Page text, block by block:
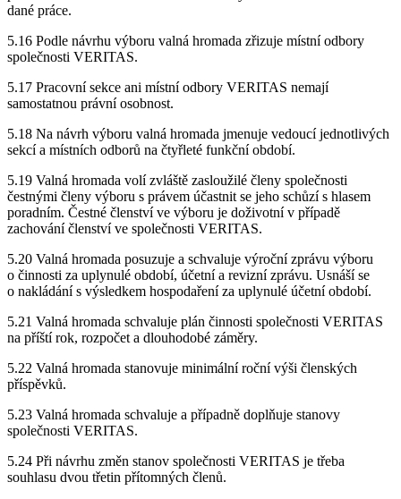
dané práce.
5.16 Podle návrhu výboru valná hromada zřizuje místní odbory
společnosti VERITAS.
5.17 Pracovní sekce ani místní odbory VERITAS nemají
samostatnou právní osobnost.
5.18 Na návrh výboru valná hromada jmenuje vedoucí jednotlivých
sekcí a místních odborů na čtyřleté funkční období.
5.19 Valná hromada volí zvláště zasloužilé členy společnosti
čestnými členy výboru s právem účastnit se jeho schůzí s hlasem
poradním. Čestné členství ve výboru je doživotní v případě
zachování členství ve společnosti VERITAS.
5.20 Valná hromada posuzuje a schvaluje výroční zprávu výboru
o činnosti za uplynulé období, účetní a revizní zprávu. Usnáší se
o nakládání s výsledkem hospodaření za uplynulé účetní období.
5.21 Valná hromada schvaluje plán činnosti společnosti VERITAS
na příští rok, rozpočet a dlouhodobé záměry.
5.22 Valná hromada stanovuje minimální roční výši členských
příspěvků.
5.23 Valná hromada schvaluje a případně doplňuje stanovy
společnosti VERITAS.
5.24 Při návrhu změn stanov společnosti VERITAS je třeba
souhlasu dvou třetin přítomných členů.